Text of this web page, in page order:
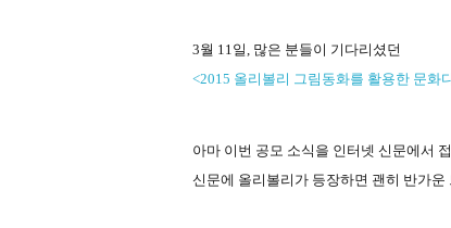
3월 11 일 많은 분들이 기다리셨던
<2015 올리볼리 그림동화를 활용한 문화
아마 이번 공모 소식을 인터넷 신문에서
신문에 올리볼리가 등장하면 괜히 반가